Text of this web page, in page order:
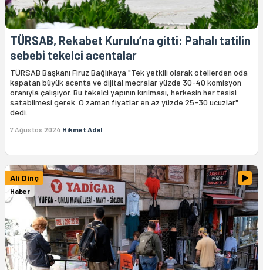
TÜRSAB, Rekabet Kurulu’na gitti: Pahalı tatilin
sebebi tekelci acentalar
TÜRSAB Başkanı Firuz Bağlıkaya "Tek yetkili olarak otellerden oda
kapatan büyük acenta ve dijital mecralar yüzde 30-40 komisyon
oranıyla çalışıyor. Bu tekelci yapının kırılması, herkesin her tesisi
satabilmesi gerek. O zaman fiyatlar en az yüzde 25-30 ucuzlar"
dedi.
7 Ağustos 2024 Hikmet Adal
Ali Dinç
Haber